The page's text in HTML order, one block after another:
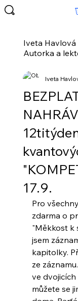
Iveta Havlová
Autorka a
17.9.
Iveta
Pro
zdarma o
"Měkkost k
jsem
kapitolky.
ze záznamu.
ve
můžete se